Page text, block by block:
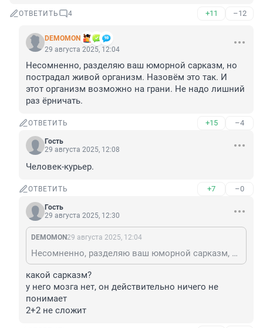
ОТВЕТИТЬ 4 +11 –12
DEMOMON
29 августа 2025, 12:04
Несомненно, разделяю ваш юморной сарказм, но
пострадал живой организм. Назовём это так. И
этот организм возможно на грани. Не надо лишний
раз ёрничать.
ОТВЕТИТЬ +15 –4
Гость
29 августа 2025, 12:08
Человек-курьер.
ОТВЕТИТЬ +7 –0
Гость
29 августа 2025, 12:30
DEMOMON 29 августа 2025, 12:04
Несомненно, разделяю ваш юморной сарказм, но пострадал живой организм. Назовём это так. И этот организм возможно на грани. Не надо лишний раз ёрничать.
какой сарказм?
у него мозга нет, он действительно ничего не
понимает
2+2 не сложит